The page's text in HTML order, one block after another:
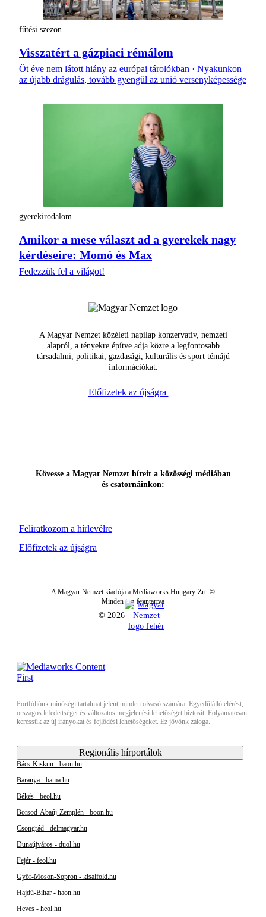
fűtési szezon
Visszatért a gázpiaci rémálom
Öt éve nem látott hiány az európai tárolókban · Nyakunkon
az újabb drágulás, tovább gyengül az unió versenyképessége
gyerekirodalom
Amikor a mese választ ad a gyerekek nagy
kérdéseire: Momó és Max
Fedezzük fel a világot!
A Magyar Nemzet közéleti napilap konzervatív, nemzeti
alapról, a tényekre építve adja közre a legfontosabb
társadalmi, politikai, gazdasági, kulturális és sport témájú
információkat.
Előfizetek az újságra
Feliratkozom a hírlevélre
Kövesse a Magyar Nemzet híreit a közösségi médiában
és csatornáinkon:
Előfizetek az újságra
A Magyar Nemzet kiadója a Mediaworks Hungary Zrt. ©
Minden jog fenntartva
© 2026
Portfóliónk minőségi tartalmat jelent minden olvasó számára. Egyedülálló elérést,
országos lefedettséget és változatos megjelenési lehetőséget biztosít. Folyamatosan
keressük az új irányokat és fejlődési lehetőségeket. Ez jövőnk záloga.
Regionális hírportálok
Bács-Kiskun - baon.hu
Baranya - bama.hu
Békés - beol.hu
Borsod-Abaúj-Zemplén - boon.hu
Csongrád - delmagyar.hu
Dunaújváros - duol.hu
Fejér - feol.hu
Győr-Moson-Sopron - kisalfold.hu
Hajdú-Bihar - haon.hu
Heves - heol.hu